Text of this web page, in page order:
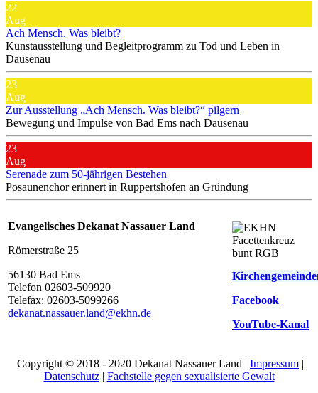
22
Aug
Ach Mensch. Was bleibt?
Kunstausstellung und Begleitprogramm zu Tod und Leben in
Dausenau
23
Aug
Zur Ausstellung „Ach Mensch. Was bleibt?“ pilgern
Bewegung und Impulse von Bad Ems nach Dausenau
23
Aug
Serenade zum 50-jährigen Bestehen
Posaunenchor erinnert in Ruppertshofen an Gründung
Evangelisches Dekanat Nassauer Land
Römerstraße 25
56130 Bad Ems
Telefon 02603-509920
Telefax: 02603-5099266
dekanat.nassauer.land@ekhn.de
Facebook
YouTube-Kanal
Copyright © 2018 - 2020 Dekanat Nassauer Land | Impressum |
Datenschutz| Fachstelle gegen sexualisierte Gewalt